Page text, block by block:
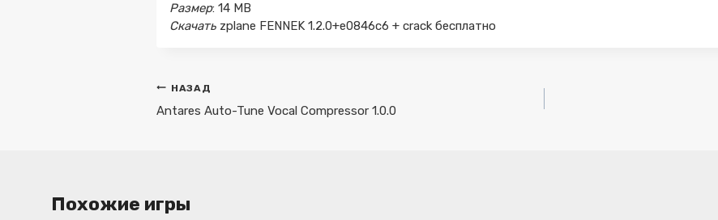
Размер: 14 MB
Скачать zplane FENNEK 1.2.0+e0846c6 + crack бесплатно
Навигация
по
НАЗАД
Antares Auto-Tune Vocal Compressor 1.0.0
Похожие игры